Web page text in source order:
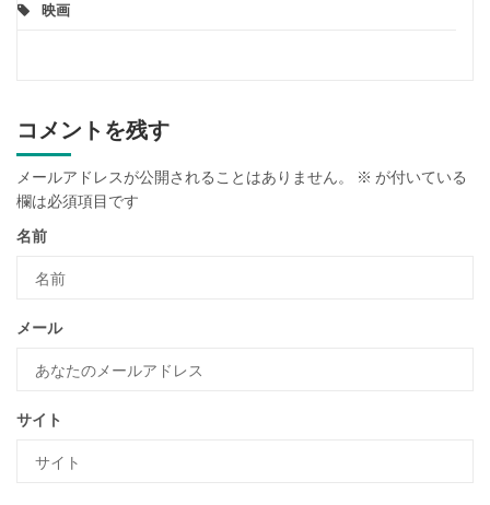
映画
コメントを残す
メールアドレスが公開されることはありません。 ※ が付いている
欄は必須項目です
名前
メール
サイト